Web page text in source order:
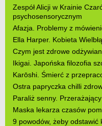
Zespół Alicji w Krainie
psychosensorycznym
Afazja. Problemy z
Ella Harper. Kobieta
Czym jest zdrowe
Ikigai. Japońska filozofia
Karōshi. Śmierć z
Ostra papryczka chilli
Paraliż senny.
Maska lekarza czasów
9 powodów, żeby odstawić